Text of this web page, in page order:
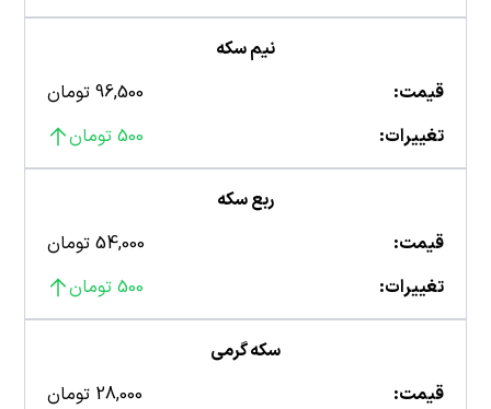
نیم سکه
قیمت:
96,500 تومان
تغییرات:
500 تومان
ربع سکه
قیمت:
54,000 تومان
تغییرات:
500 تومان
سکه گرمی
قیمت:
28,000 تومان